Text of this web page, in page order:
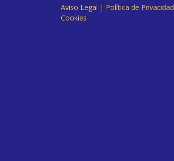
Aviso Legal | Política de Privacidad
Cookies